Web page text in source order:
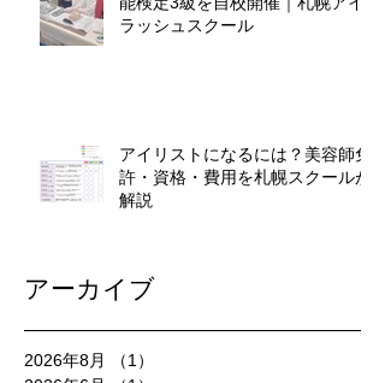
ラッシュスクール
アイリストになるには？美容師免
許・資格・費用を札幌スクールが
解説
アーカイブ
2026年8月 （1）